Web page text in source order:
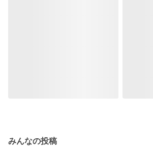
みんなの投稿